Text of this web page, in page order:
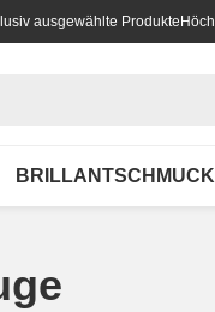
ausgewählte Produkte
BRILLANTSCHMUCK